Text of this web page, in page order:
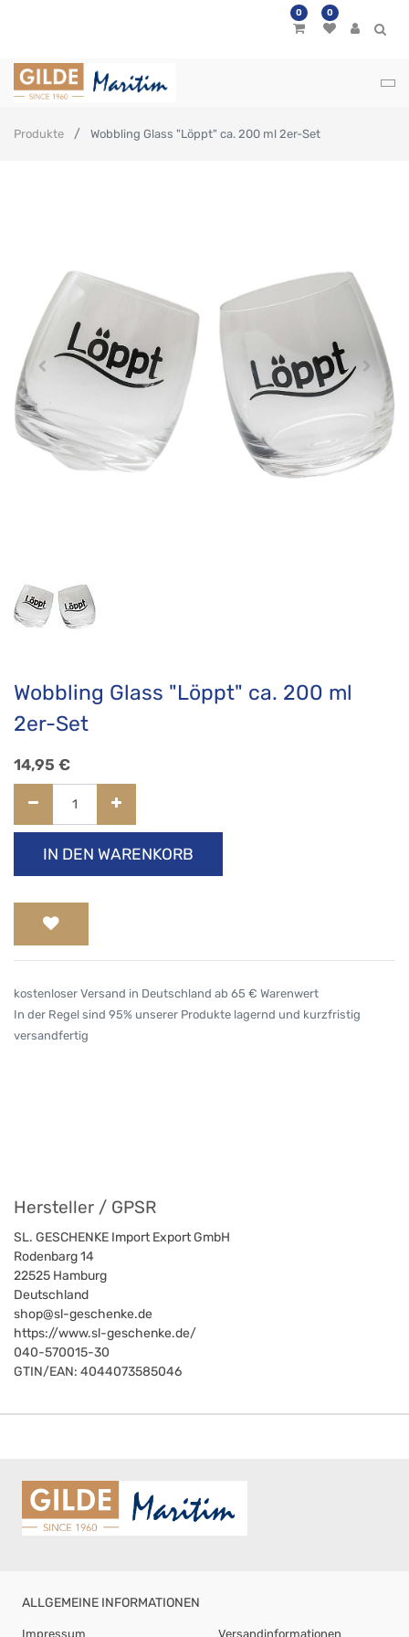
0 0
Produkte Wobbling Glass "Löppt" ca. 200 ml 2er-Set
Wobbling Glass "Löppt" ca. 200 ml
2er-Set
14,95 €
IN DEN WARENKORB
kostenloser Versand in Deutschland ab 65 € Warenwert
In der Regel sind 95% unserer Produkte lagernd und kurzfristig
versandfertig
Hersteller / GPSR
SL. GESCHENKE Import Export GmbH
Rodenbarg 14
22525 Hamburg
Deutschland
shop@sl-geschenke.de
https://www.sl-geschenke.de/
040-570015-30
GTIN/EAN: 4044073585046
ALLGEMEINE INFORMATIONEN
Impressum Versandinformationen